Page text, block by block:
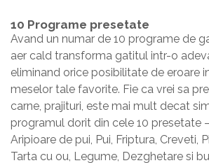
10 Programe presetate
Avand un numar de 10 programe de
aer cald transforma gatitul intr-o
eliminand orice posibilitate de eroare
meselor tale favorite. Fie ca vrei sa
carne, prajituri, este mai mult decat
programul dorit din cele 10 presetate
Aripioare de pui, Pui, Friptura, Creveti,
Tarta cu ou, Legume, Dezghetare si